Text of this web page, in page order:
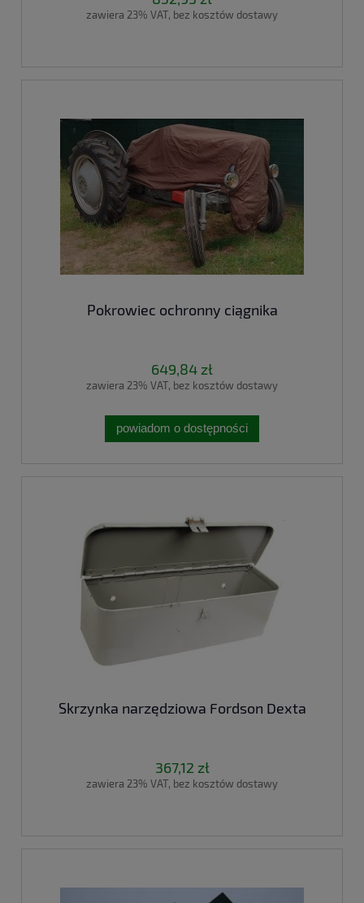
zawiera 23% VAT, bez kosztów dostawy
Pokrowiec ochronny ciągnika
649,84 zł
zawiera 23% VAT, bez kosztów dostawy
powiadom o dostępności
Skrzynka narzędziowa Fordson Dexta
367,12 zł
zawiera 23% VAT, bez kosztów dostawy